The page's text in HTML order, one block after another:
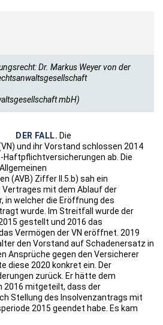
Dr. Markus Weyer von der
mbH)
DER FALL. Die
und ihr Vorstand schlossen 2014
Haftpflichtversicherungen ab. Die
(AVB) Ziffer II.5.b) sah ein
mit dem Ablauf der
in welcher die Eröffnung des
wurde. Im Streitfall wurde der
gestellt und 2016 das
Vermögen der VN eröffnet. 2019
den Vorstand auf Schadenersatz in
Ansprüche gegen den Versicherer
diese 2020 konkret ein. Der
zurück. Er hätte dem
2016 mitgeteilt, dass der
Stellung des Insolvenzantrags mit
2015 geendet habe. Es kam